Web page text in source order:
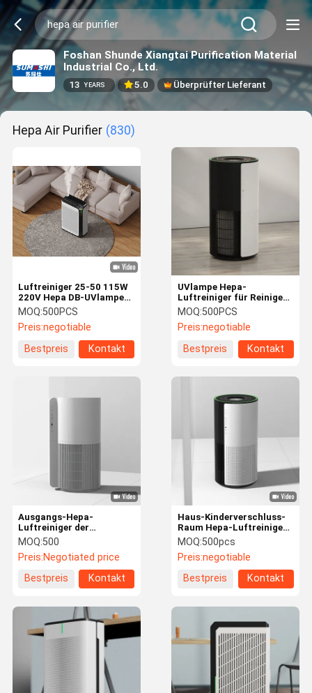
Foshan Shunde Xiangtai Purification Material
Industrial Co., Ltd.
13 YEARS 5.0 Überprüfter Lieferant
Hepa Air Purifier (830)
Luftreiniger 25-50 115W
220V Hepa DB-UVlampen-
Versorgungsbereich 600+
Quadrat. Ft für Haus
MOQ:500PCS
Preis:negotiable
Bestpreis
Kontakt
UVlampe Hepa-
Luftreiniger für Reiniger-
Luft-Berufsfiltrations-
Technologie 50DB
MOQ:500PCS
Preis:negotiable
Bestpreis
Kontakt
Ausgangs-Hepa-
Luftreiniger der
Holzkohlen-40W ganzer
für Schlafzimmer-
Gerüche
MOQ:500
Preis:Negotiated price
Bestpreis
Kontakt
Haus-Kinderverschluss-
Raum Hepa-Luftreiniger
mit Anzeige LED-
Bildschirm-
MOQ:500pcs
Preis:negotiable
Bestpreis
Kontakt